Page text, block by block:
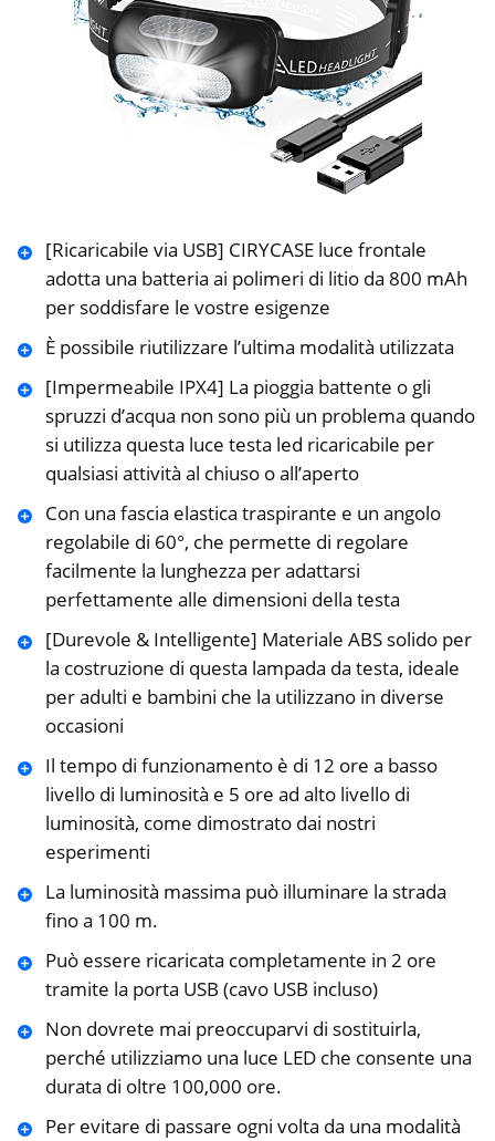
[Ricaricabile via USB] CIRYCASE luce frontale
adotta una batteria ai polimeri di litio da 800 mAh
per soddisfare le vostre esigenze
È possibile riutilizzare l’ultima modalità utilizzata
[Impermeabile IPX4] La pioggia battente o gli
spruzzi d’acqua non sono più un problema quando
si utilizza questa luce testa led ricaricabile per
qualsiasi attività al chiuso o all’aperto
Con una fascia elastica traspirante e un angolo
regolabile di 60°, che permette di regolare
facilmente la lunghezza per adattarsi
perfettamente alle dimensioni della testa
[Durevole & Intelligente] Materiale ABS solido per
la costruzione di questa lampada da testa, ideale
per adulti e bambini che la utilizzano in diverse
occasioni
Il tempo di funzionamento è di 12 ore a basso
livello di luminosità e 5 ore ad alto livello di
luminosità, come dimostrato dai nostri
esperimenti
La luminosità massima può illuminare la strada
fino a 100 m.
Può essere ricaricata completamente in 2 ore
tramite la porta USB (cavo USB incluso)
Non dovrete mai preoccuparvi di sostituirla,
perché utilizziamo una luce LED che consente una
durata di oltre 100,000 ore.
Per evitare di passare ogni volta da una modalità